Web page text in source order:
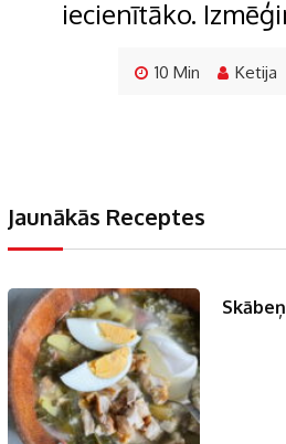
iecienītāko.
10 Min Ketija
Jaunākās Receptes